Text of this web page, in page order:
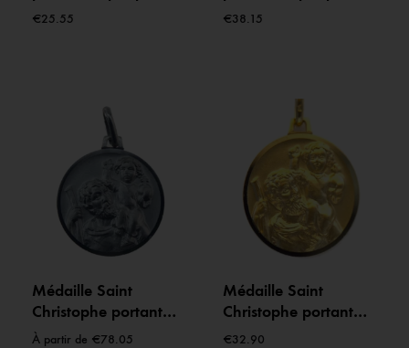
18 carats – 14 mm
€25.55
18 carats – 16 mm
€38.15
Médaille Saint
Christophe portant
l’Enfant Jésus en
À partir de €78.05
Médaille Saint
Christophe portant
l’Enfant Jésus en
€32.90